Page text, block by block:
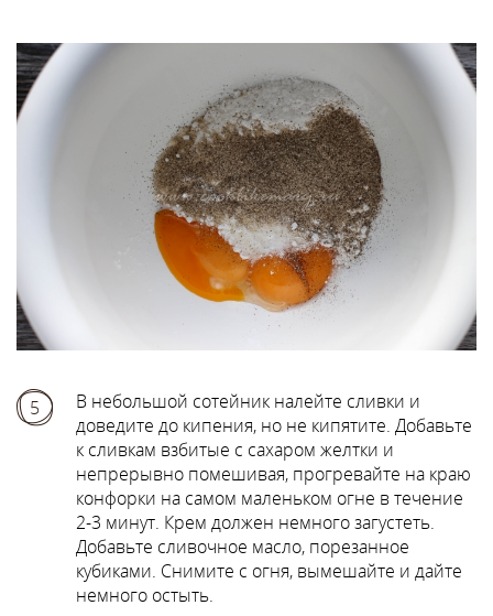
5
В небольшой сотейник налейте сливки и
доведите до кипения, но не кипятите. Добавьте
к сливкам взбитые с сахаром желтки и
непрерывно помешивая, прогревайте на краю
конфорки на самом маленьком огне в течение
2-3 минут. Крем должен немного загустеть.
Добавьте сливочное масло, порезанное
кубиками. Снимите с огня, вымешайте и дайте
немного остыть.